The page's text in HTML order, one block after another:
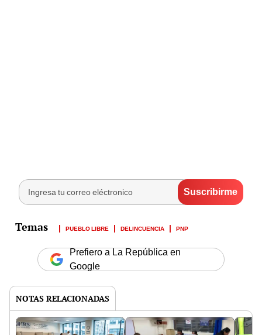
PUEBLO LIBRE DELINCUENCIA PNP
Prefiero a La República en
Google
NOTAS RELACIONADAS